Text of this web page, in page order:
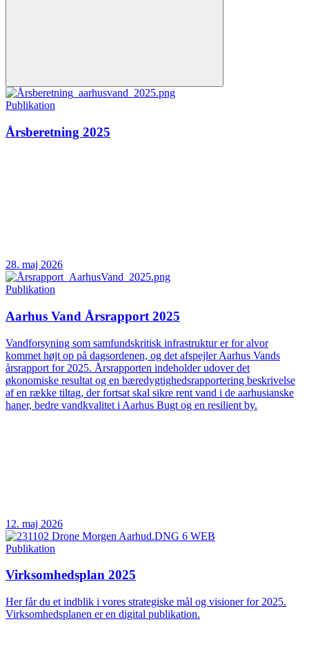
Publikation
Årsberetning 2025
28. maj 2026
Publikation
Aarhus Vand Årsrapport 2025
Vandforsyning som samfundskritisk infrastruktur er for alvor
kommet højt op på dagsordenen, og det afspejler Aarhus Vands
årsrapport for 2025. Årsrapporten indeholder udover det
økonomiske resultat og en bæredygtighedsrapportering beskrivelse
af en række tiltag, der fortsat skal sikre rent vand i de aarhusianske
haner, bedre vandkvalitet i Aarhus Bugt og en resilient by.
12. maj 2026
Publikation
Virksomhedsplan 2025
Her får du et indblik i vores strategiske mål og visioner for 2025.
Virksomhedsplanen er en digital publikation.